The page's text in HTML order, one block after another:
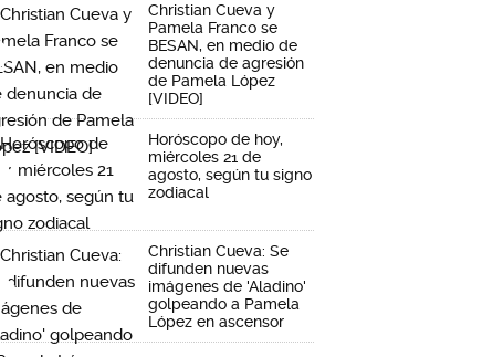
Christian Cueva y
Pamela Franco se
BESAN, en medio de
denuncia de agresión
de Pamela López
[VIDEO]
Horóscopo de hoy,
miércoles 21 de
agosto, según tu signo
zodiacal
Christian Cueva: Se
difunden nuevas
imágenes de 'Aladino'
golpeando a Pamela
López en ascensor